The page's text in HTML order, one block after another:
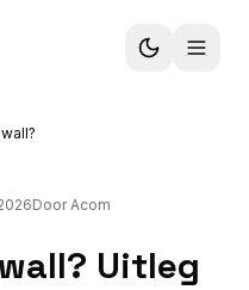
Door Acom
Uitleg